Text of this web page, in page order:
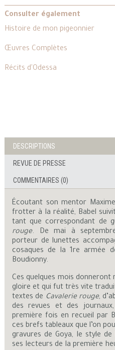
Consulter également
Histoire de mon pigeonnier
Œuvres Complètes
Récits d'Odessa
DESCRIPTIONS
REVUE DE PRESSE
COMMENTAIRES (0)
Écoutant son mentor
frotter à la réalité, Babel
tant que correspondant de
rouge. De mai à
porteur de lunettes
cosaques de la 1re armée
Boudionny.
Ces quelques mois donneront
gloire et qui fut très vite
textes de Cavalerie rouge,
des revues et des
première fois en recueil par
ces brefs tableaux que l’on
gravures de Goya, le style
ses lecteurs de la première